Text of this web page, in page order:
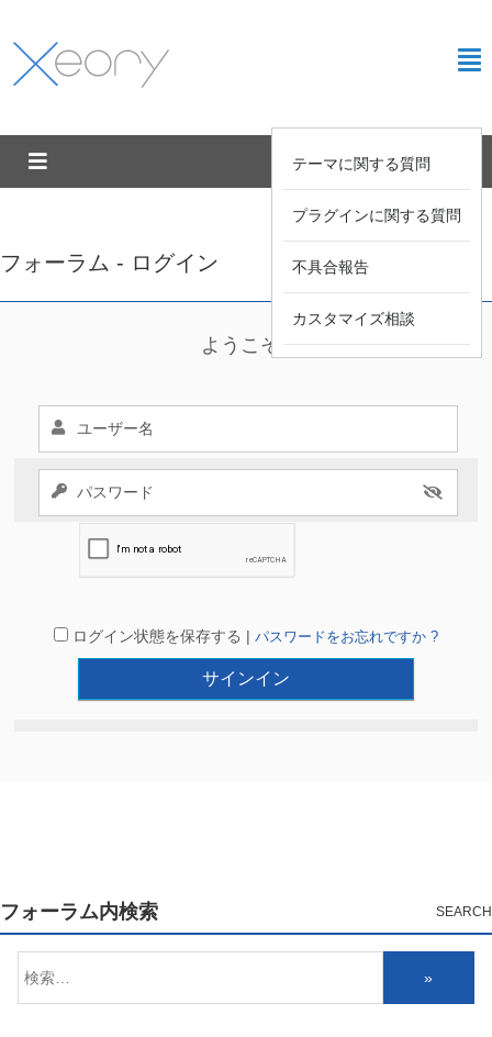
テーマに関する質問
プラグインに関する質問
不具合報告
カスタマイズ相談
フォーラム - ログイン
ようこそ !
ログイン状態を保存する | パスワードをお忘れですか ?
フォーラム内検索